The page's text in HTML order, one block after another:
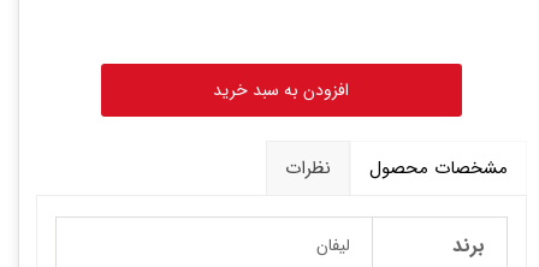
افزودن به سبد خرید
مشخصات محصول نظرات
برند لیفان